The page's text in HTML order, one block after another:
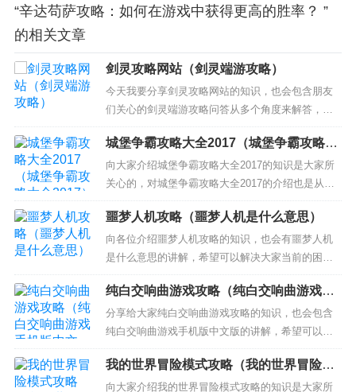
“辛达苟萨攻略：如何在游戏中获得更高的胜率？ ”
的相关文章
剑灵攻略网站（剑灵端游攻略）
今天我要分享剑灵攻略网站的知识，也会包含朋友
们关心的剑灵端游攻略问答从多个角度来解答，我
希望能够解决你现在遇到的问题！ 本文目录一览：
1、剑灵副本攻略大全 剑灵副本攻略有哪些 2、war3
剑灵攻略 3、剑灵攻略 剑灵副本攻略大全 剑灵副本
攻略有哪些 1、蜘蛛巢穴是4人高级难度副本，出
现...
城堡争霸攻略大全2017（城堡争霸攻略大
全2017）
向大家介绍城堡争霸攻略大全2017的知识是大家所
关心的，对城堡争霸攻略大全2017的介绍也是从多
个角度来解答，希望可以让大家解决现在的问题！
本文目录一览： 1、城堡争霸 攻略 台服版本一共出
了多少个紫色英雄 2、城堡争霸什么英雄好 平民玩
家英雄推荐 3、怪物攻城活动要掌握哪些技巧 城堡
争...
噩梦人机攻略（噩梦人机是什么意思）
向各位介绍噩梦人机攻略的知识，也会有噩梦人机
是什么意思的讲解，希望可以解决大家当前的困
惑！ 本文目录一览： 1、lol2016新版噩梦人机模式
怎么玩 2、噩梦人机什么时候出 3、lol出什么装备可
以获得最快的拆塔速度，打噩梦人机用的，毕竟拆
塔不需要暴击，遇到个队友傻呼呼的，出 4、弹弹
堂...
纯白交响曲游戏攻略（纯白交响曲游戏手
机版中文版）
分享给大家纯白交响曲游戏攻略的知识，也会包含
纯白交响曲游戏手机版中文版的讲解，希望可以帮
助大家解决现在的问题！ 本文目录一览： 1、有哪
些值得推荐的 Galgame 2、clannad怎么玩 3、《纯
白交响曲》全人物有哪些攻略？ 4、这是谁？ 5、求
我的世界冒险模式攻略（我的世界冒险模
式怎么玩儿）
向大家介绍我的世界冒险模式攻略的知识是大家所